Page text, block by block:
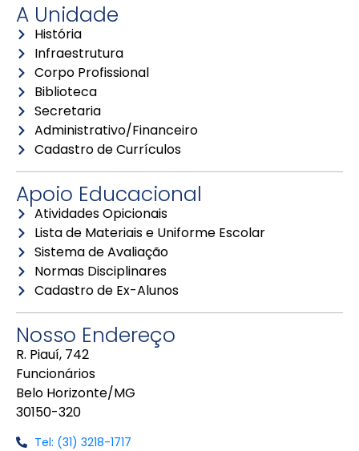
A Unidade
História
Infraestrutura
Corpo Profissional
Biblioteca
Secretaria
Administrativo/Financeiro
Cadastro de Currículos
Apoio Educacional
Atividades Opicionais
Lista de Materiais e Uniforme Escolar
Sistema de Avaliação
Normas Disciplinares
Cadastro de Ex-Alunos
Nosso Endereço
R. Piauí, 742
Funcionários
Belo Horizonte/MG
30150-320
Tel: (31) 3218-1717